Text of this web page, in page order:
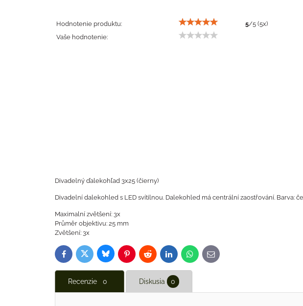
Hodnotenie produktu: 5/5 (5x)
Vaše hodnotenie:
Divadelný ďalekohľad 3x25 (čierny)
Divadelní dalekohled s LED svítilnou. Dalekohled má centrální zaostřování. Barva:
Maximalní zvětšení: 3x
Průměr objektivu: 25 mm
Zvětšení: 3x
FacebookTwitterBlueskyPinterestReddit LinkedInWhatsApp
E-
mail
Recenzie 0 Diskusia 0